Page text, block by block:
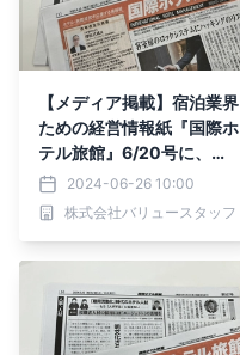
【メディア掲載】宿泊業界
ための経営情報紙『国際ホ
テル旅館』6/20号に、取
締役COO・西谷の連載記
事が掲載されました！
2024-06-26 10:00
株式会社バリュースタッフ